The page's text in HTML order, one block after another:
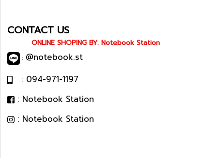
CONTACT US
ONLINE SHOPING BY. Notebook Station
: @notebook.st
: 094-971-1197
: Notebook Station
: Notebook Station